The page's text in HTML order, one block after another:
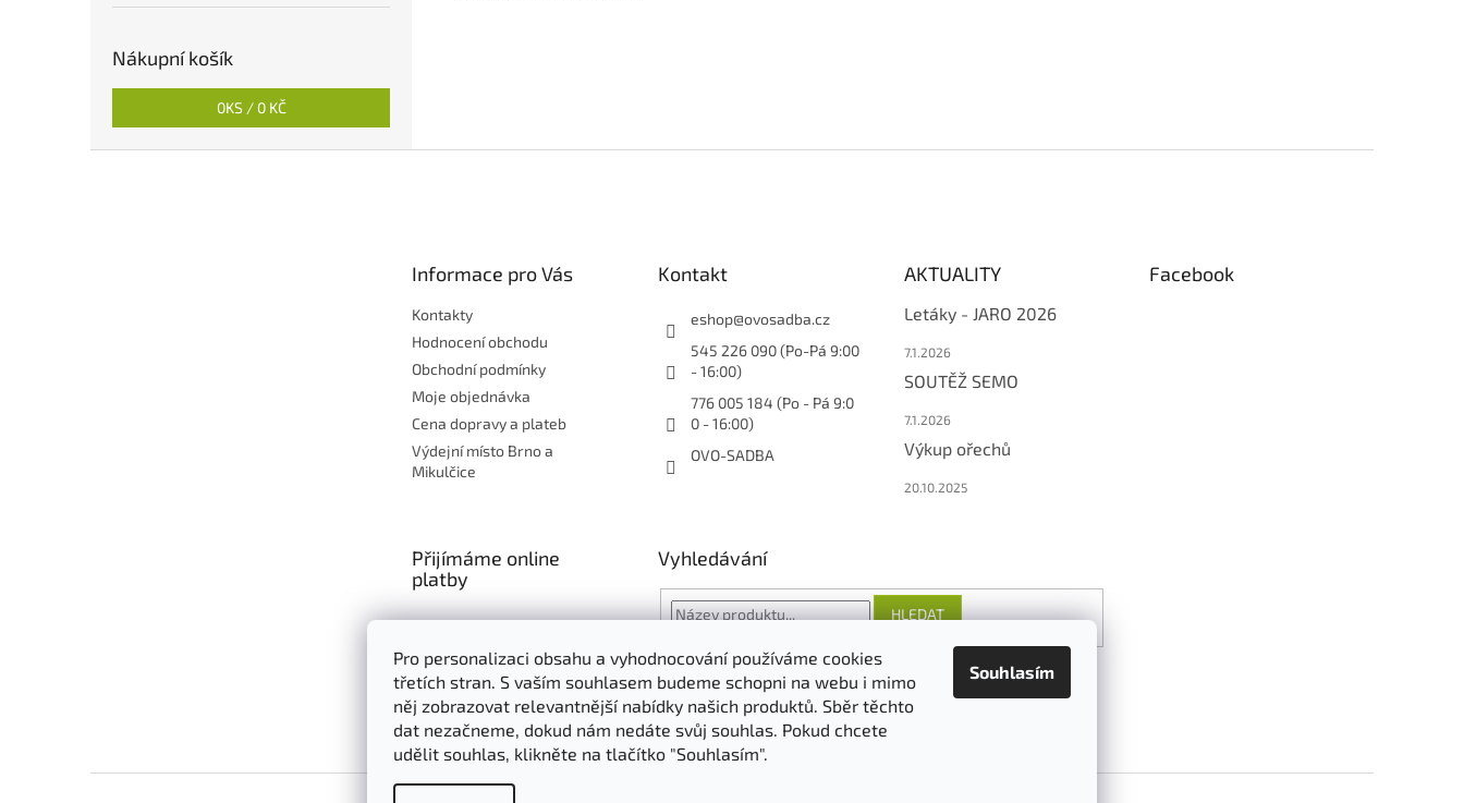
Pro personalizaci obsahu a vyhodnocování používáme cookies
třetích stran. S vaším souhlasem budeme schopni na webu i mimo
něj zobrazovat relevantnější nabídky našich produktů. Sběr těchto
dat nezačneme, dokud nám nedáte svůj souhlas. Pokud chcete
udělit souhlas, klikněte na tlačítko "Souhlasím".
Souhlasím
Nákupní košík
0KS / 0 KČ
Informace pro Vás
Kontakty
Hodnocení obchodu
Obchodní podmínky
Moje objednávka
Cena dopravy a plateb
Výdejní místo Brno a
Mikulčice
Kontakt
eshop@ovosadba.cz
545 226 090 (Po-Pá 9:00
- 16:00)
776 005 184 (Po - Pá 9:0
0 - 16:00)
OVO-SADBA
AKTUALITY
Letáky - JARO 2026
7.1.2026
SOUTĚŽ SEMO
7.1.2026
Výkup ořechů
20.10.2025
Facebook
Přijímáme online
platby
Vyhledávání
HLEDAT
O nás FORESTINA AGRO CS